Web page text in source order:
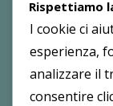
essere
Eventuali
all’onorabilità
Rispettiamo
I cookie ci
esperienza,
analizzare il
consentire